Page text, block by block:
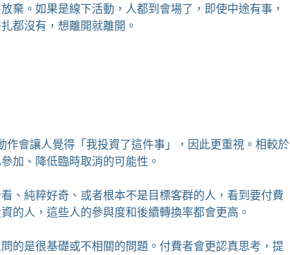
棄。如果是線下活動，人都到會場了，即使中途有事，
都沒有，想離開就離開。
作會讓人覺得「我投資了這件事」，因此更重視。相較於
加、降低臨時取消的可能性。
、純粹好奇、或者根本不是目標客群的人，看到要付費
的人，這些人的參與度和後續轉換率都會更高。
的是很基礎或不相關的問題。付費者會更認真思考，提